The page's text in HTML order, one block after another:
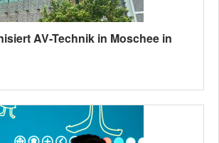
AV-Technik in Moschee in